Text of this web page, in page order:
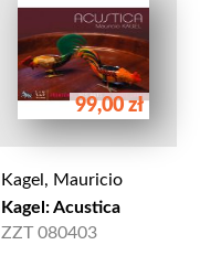
99,00 zł
Kagel, Mauricio
Kagel: Acustica
ZZT 080403